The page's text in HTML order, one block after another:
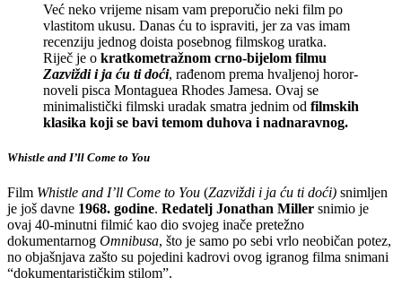
Već neko vrijeme nisam vam preporučio neki film po
vlastitom ukusu. Danas ću to ispraviti, jer za vas imam
recenziju jednog doista posebnog filmskog uratka.
Riječ je o kratkometražnom crno-bijelom filmu
Zazviždi i ja ću ti doći, rađenom prema hvaljenoj horor-
noveli pisca Montaguea Rhodes Jamesa. Ovaj se
minimalistički filmski uradak smatra jednim od filmskih
klasika koji se bavi temom duhova i nadnaravnog.
Whistle and I’ll Come to You
Film Whistle and I’ll Come to You (Zazviždi i ja ću ti doći) snimljen
je još davne 1968. godine. Redatelj Jonathan Miller snimio je
ovaj 40-minutni filmić kao dio svojeg inače pretežno
dokumentarnog Omnibusa, što je samo po sebi vrlo neobičan potez,
no objašnjava zašto su pojedini kadrovi ovog igranog filma snimani
“dokumentarističkim stilom”.